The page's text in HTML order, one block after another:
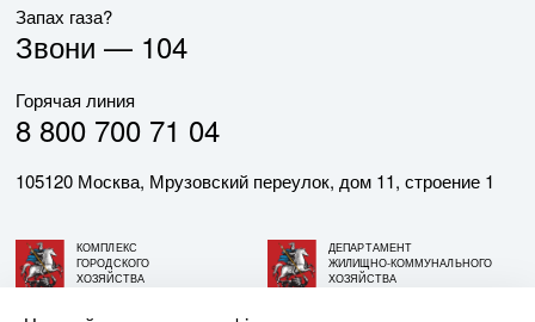
Запах газа?
Звони — 104
Горячая линия
8 800 700 71 04
105120 Москва, Мрузовский переулок, дом 11, строение 1
КОМПЛЕКС
ГОРОДСКОГО
ХОЗЯЙСТВА
ДЕПАРТАМЕНТ
ЖИЛИЩНО-КОММУНАЛЬНОГО
ХОЗЯЙСТВА